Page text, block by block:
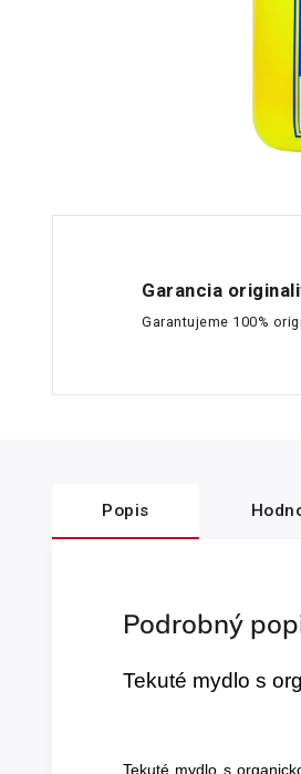
Garancia
Garantujeme 100%
Popis
Podrobný
Tekuté mydlo s
Tekuté mydlo s